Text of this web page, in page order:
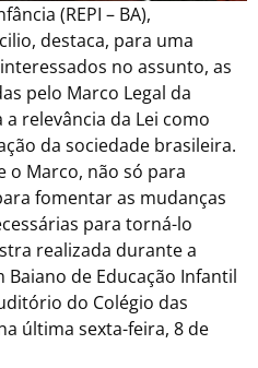
(REPI – BA),
destaca, para uma
no assunto, as
pelo Marco Legal da
relevância da Lei como
da sociedade brasileira.
o Marco, não só para
fomentar as mudanças
para torná-lo
realizada durante a
Baiano de Educação Infantil
do Colégio das
última sexta-feira, 8 de